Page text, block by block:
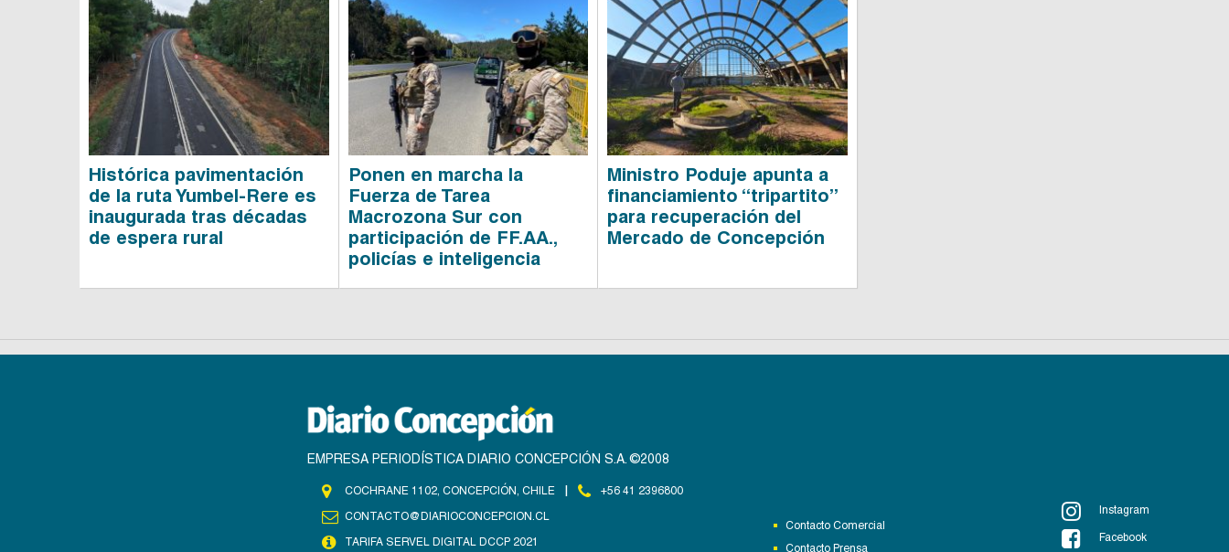
Histórica pavimentación
de la ruta Yumbel-Rere es
inaugurada tras décadas
de espera rural
Ponen en marcha la
Fuerza de Tarea
Macrozona Sur con
participación de FF.AA.,
policías e inteligencia
Ministro Poduje apunta a
financiamiento “tripartito”
para recuperación del
Mercado de Concepción
EMPRESA PERIODÍSTICA DIARIO CONCEPCIÓN S.A. ©2008
COCHRANE 1102, CONCEPCIÓN, CHILE |
+56 41 2396800
CONTACTO@DIARIOCONCEPCION.CL
TARIFA SERVEL DIGITAL DCCP 2021
Contacto Comercial
Contacto Prensa
Instagram
Facebook